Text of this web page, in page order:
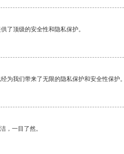
了顶级的安全性和隐私保护。
为我们带来了无限的隐私保护和安全性保护
，一目了然。